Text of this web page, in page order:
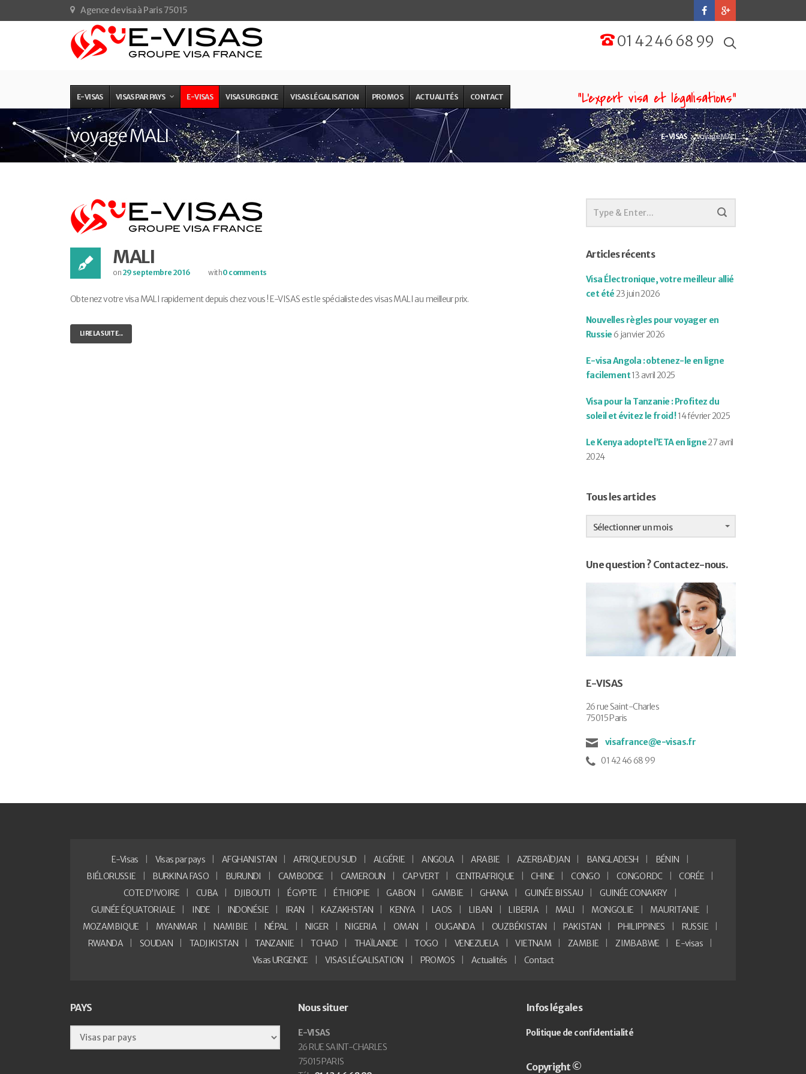
Agence de visa à Paris 75015
01 42 46 68 99
E-VISAS VISAS PAR PAYS E-VISAS VISAS URGENCE VISAS LÉGALISATION PROMOS ACTUALITÉS CONTACT “L'expert visa et légalisations”
voyage MALI E-VISAS voyage MALI
MALI
on 29 septembre 2016 with0 comments
Obtenez votre visa MALI rapidement depuis chez vous ! E-VISAS est le spécialiste des visas MALI au meilleur prix.
LIRE LA SUITE...
Articles récents
Visa Électronique, votre meilleur allié
cet été23 juin 2026
Nouvelles règles pour voyager en
Russie 6 janvier 2026
E-visa Angola : obtenez-le en ligne
facilement13 avril 2025
Visa pour la Tanzanie : Profitez du
soleil et évitez le froid !14 février 2025
Le Kenya adopte l’ETA en ligne27 avril
2024
Tous les articles
Tous
les
articles
Sélectionner un mois
Une question ? Contactez-nous.
E-VISAS
26 rue Saint-Charles
75015 Paris
visafrance@e-visas.fr
01 42 46 68 99
E-Visas Visas par pays AFGHANISTAN AFRIQUE DU SUD ALGÉRIE ANGOLA ARABIE AZERBAÏDJAN BANGLADESH
BÉNIN
BIÉLORUSSIE
BURKINA FASO BURUNDI CAMBODGE CAMEROUN CAP VERT CENTRAFRIQUE CHINE CONGO CONGO RDC
CORÉE
COTE D’IVOIRE
CUBA DJIBOUTI ÉGYPTE ÉTHIOPIE GABON GAMBIE GHANA GUINÉE BISSAU
GUINÉE CONAKRY
GUINÉE ÉQUATORIALE
INDE INDONÉSIE IRAN KAZAKHSTAN KENYA LAOS LIBAN LIBERIA MALI MONGOLIE
MAURITANIE
MOZAMBIQUE
MYANMAR NAMIBIE NÉPAL NIGER NIGERIA OMAN OUGANDA OUZBÉKISTAN PAKISTAN PHILIPPINES
RUSSIE
RWANDA
SOUDAN TADJIKISTAN TANZANIE TCHAD THAÏLANDE TOGO VENEZUELA VIETNAM ZAMBIE ZIMBABWE
E-visas
Visas URGENCE
VISAS LÉGALISATION PROMOS Actualités Contact
PAYS Nous situer
E-VISAS
26 RUE SAINT-CHARLES
75015 PARIS
Infos légales
Politique de confidentialité
Copyright ©